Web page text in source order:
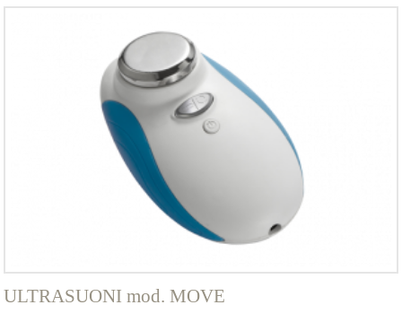
ULTRASUONI mod. MOVE